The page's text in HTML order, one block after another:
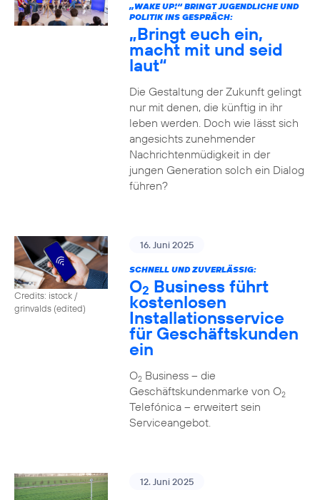
„WAKE UP!“ BRINGT JUGENDLICHE UND
POLITIK INS GESPRÄCH:
„Bringt euch ein,
macht mit und seid
laut“
Die Gestaltung der Zukunft gelingt
nur mit denen, die künftig in ihr
leben werden. Doch wie lässt sich
angesichts zunehmender
Nachrichtenmüdigkeit in der
jungen Generation solch ein Dialog
führen?
Credits: istock /
grinvalds (edited)
16. Juni 2025
SCHNELL UND ZUVERLÄSSIG:
O2 Business führt
kostenlosen
Installationsservice
für Geschäftskunden
ein
O2Business – die
Geschäftskundenmarke von O2
Telefónica – erweitert sein
Serviceangebot.
12. Juni 2025